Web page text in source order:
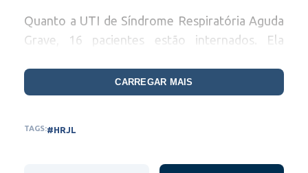
Quanto a UTI de Síndrome Respiratória Aguda
Grave, 16 pacientes estão internados. Ela
E os óbitos continuam. Mais dois pacientes
idosa de 82 anos do município de Lagoa do
CARREGAR MAIS
TAGS:#HRJL